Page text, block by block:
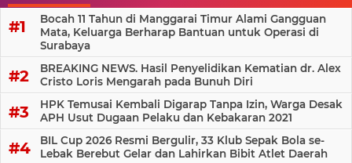
Bocah 11 Tahun di Manggarai Timur Alami Gangguan
Mata, Keluarga Berharap Bantuan untuk Operasi di
Surabaya
BREAKING NEWS. Hasil Penyelidikan Kematian dr. Alex
Cristo Loris Mengarah pada Bunuh Diri
HPK Temusai Kembali Digarap Tanpa Izin, Warga Desak
APH Usut Dugaan Pelaku dan Kebakaran 2021
BIL Cup 2026 Resmi Bergulir, 33 Klub Sepak Bola se-
Lebak Berebut Gelar dan Lahirkan Bibit Atlet Daerah